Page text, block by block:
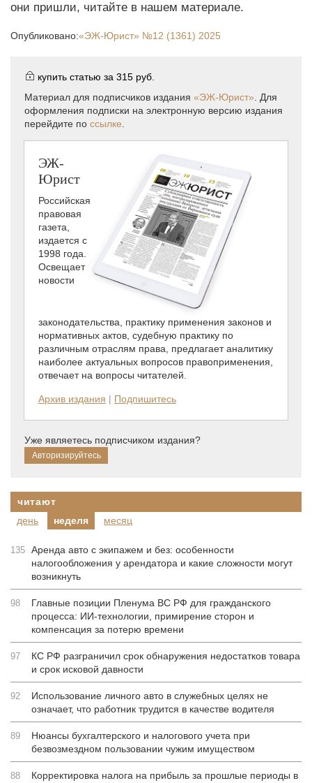
они пришли, читайте в нашем материале.
Опубликовано:«ЭЖ-Юрист» №12 (1361) 2025
купить статью за 315 руб.
Материал для подписчиков издания «ЭЖ-Юрист» . Для
оформления подписки на электронную версию издания
перейдите по ссылке
ЭЖ-
Юрист
Российская
правовая
газета,
издается с
1998 года.
Освещает
новости
законодательства, практику применения законов и
нормативных актов, судебную практику по
различным отраслям права, предлагает аналитику
наиболее актуальных вопросов правоприменения,
отвечает на вопросы читателей.
Архив издания | Подпишитесь
Уже являетесь подписчиком издания?
читают
день
неделя месяц
135 Аренда авто с экипажем и без: особенности
налогообложения у арендатора и какие сложности могут
возникнуть
98
Главные позиции Пленума ВС РФ для гражданского
процесса: ИИ-технологии, примирение сторон и
компенсация за потерю времени
97
КС РФ разграничил срок обнаружения недостатков товара
и срок исковой давности
92
Использование личного авто в служебных целях не
означает, что работник трудится в качестве водителя
89
Нюансы бухгалтерского и налогового учета при
безвозмездном пользовании чужим имуществом
88
Корректировка налога на прибыль за прошлые периоды в